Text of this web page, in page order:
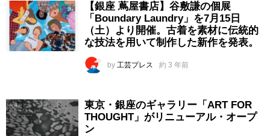
【銀座 蔦屋書店】谷敷謙の個展
「Boundary Laundry」を7月15日
（土）より開催。古着を素材に伝統的
な技法を用いて制作した新作を発表。
by 工芸プレス 約 3 年前
東京・銀座のギャラリー「ART FOR
THOUGHT」がリニューアル・オープ
ン